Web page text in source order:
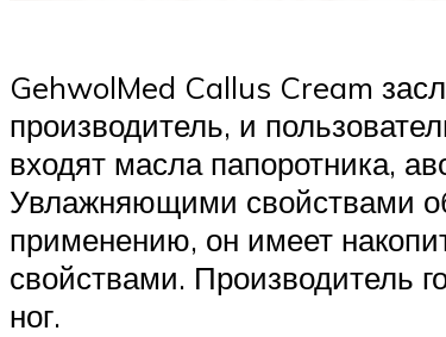
GehwolMed Callus Cream
производитель, и
входят масла папоротника,
Увлажняющими свойствами
применению, он имеет
свойствами. Производитель
ног.